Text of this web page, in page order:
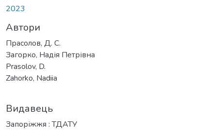
2023
Автори
Прасолов, Д. С.
Загорко, Надія Петрівна
Prasolov, D.
Zahorko, Nadiia
Видавець
Запоріжжя : ТДАТУ